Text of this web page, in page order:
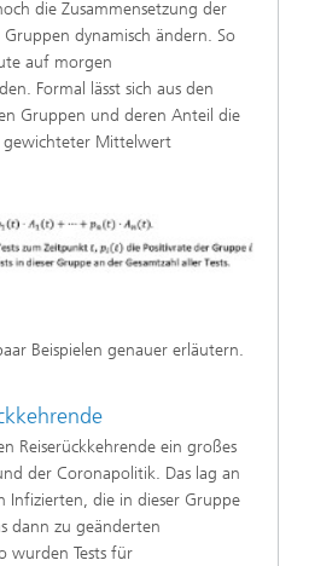
die Zusammensetzung der
Gruppen dynamisch ändern. So
auf morgen
Formal lässt sich aus den
Gruppen und deren Anteil die
gewichteter Mittelwert
Beispielen genauer erläutern.
Reiserückkehrende ein großes
der Coronapolitik. Das lag an
Infizierten, die in dieser Gruppe
dann zu geänderten
wurden Tests für